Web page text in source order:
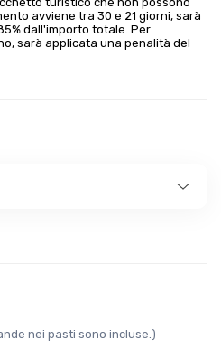
avviene tra 30 e 21 giorni, sarà
dall'importo totale. Per
sarà applicata una penalità del
nei pasti sono incluse.)